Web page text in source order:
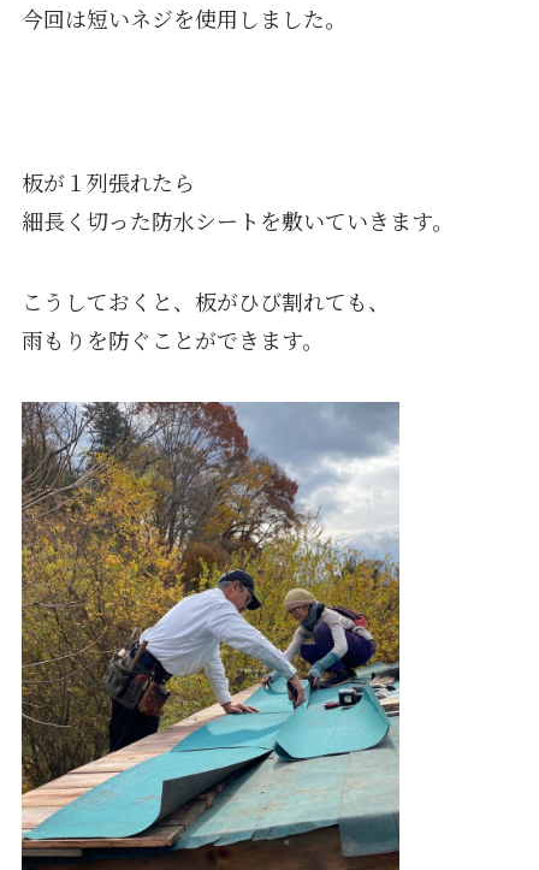
今回は短いネジを使用しました。
板が１列張れたら
細長く切った防水シートを敷いていきます。
こうしておくと、板がひび割れても、
雨もりを防ぐことができます。